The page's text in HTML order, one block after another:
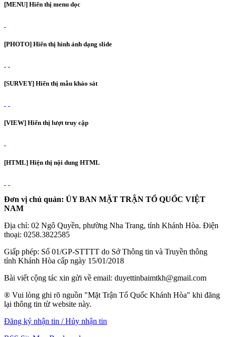
[MENU] Hiển thị menu dọc
[PHOTO] Hiển thị hình ảnh dạng slide
[SURVEY] Hiển thị mẫu khảo sát
[VIEW] Hiển thị lượt truy cập
[HTML] Hiện thị nội dung HTML
Đơn vị chủ quản: ỦY BAN MẶT TRẬN TỔ QUỐC VIỆT
NAM
Địa chỉ: 02 Ngô Quyền, phường Nha Trang, tỉnh Khánh Hòa. Điện
thoại: 0258.3822585
Giấp phép: Số 01/GP-STTTT do Sở Thông tin và Truyền thông
tỉnh Khánh Hòa cấp ngày 15/01/2018
Bài viết cộng tác xin gửi về email: duyettinbaimtkh@gmail.com
® Vui lòng ghi rõ nguồn "Mặt Trận Tổ Quốc Khánh Hòa" khi đăng
lại thông tin từ website này.
Đăng ký nhận tin / Hủy nhận tin